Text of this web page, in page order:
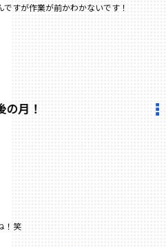
すが作業が前かわかないです！
の月！
！笑